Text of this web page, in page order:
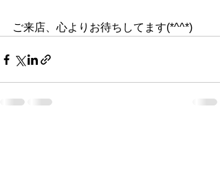
ご来店、心よりお待ちしてます(*^^*)